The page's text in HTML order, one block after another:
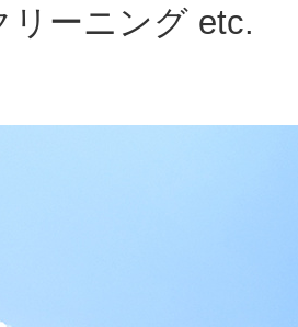
ーニング etc.